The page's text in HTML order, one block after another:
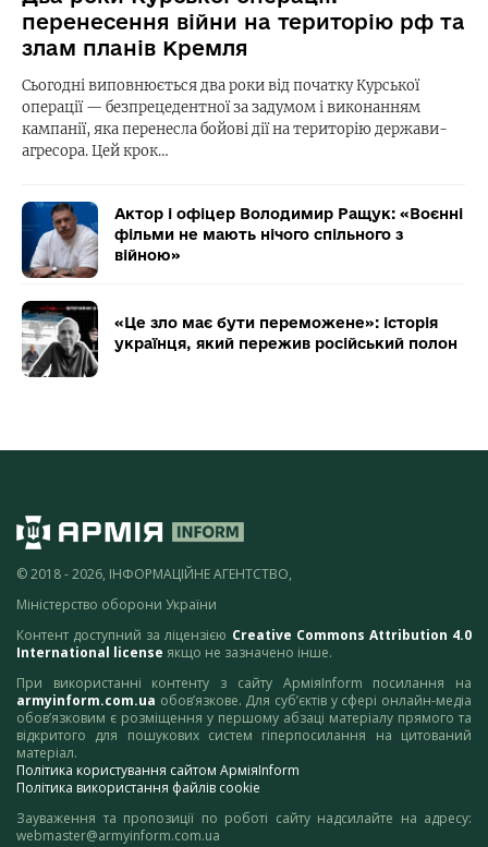
перенесення війни на територію рф та
злам планів Кремля
Сьогодні виповнюється два роки від початку Курської
операції — безпрецедентної за задумом і виконанням
кампанії, яка перенесла бойові дії на територію держави-
агресора. Цей крок…
Актор і офіцер Володимир Ращук: «Воєнні
фільми не мають нічого спільного з
війною»
«Це зло має бути переможене»: історія
українця, який пережив російський полон
© 2018 - 2026, ІНФОРМАЦІЙНЕ АГЕНТСТВО,
Міністерство оборони України
Контент доступний за ліцензією Creative Commons Attribution 4.0
International license якщо не зазначено інше.
При використанні контенту з сайту АрміяInform посилання на
armyinform.com.ua обов’язкове. Для суб’єктів у сфері онлайн-медіа
обов’язковим є розміщення у першому абзаці матеріалу прямого та
відкритого для пошукових систем гіперпосилання на цитований
матеріал.
Політика користування сайтом АрміяInform
Політика використання файлів cookie
Зауваження та пропозиції по роботі сайту надсилайте на адресу:
webmaster@armyinform.com.ua